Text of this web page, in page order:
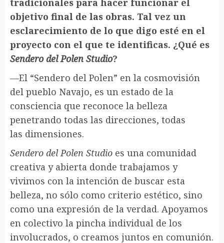
tradicionales para hacer funcionar el
objetivo final de las obras. Tal vez un
esclarecimiento de lo que digo esté en el
proyecto con el que te identificas. ¿Qué es
Sendero del Polen Studio?
—El “Sendero del Polen” en la cosmovisión
del pueblo Navajo, es un estado de la
consciencia que reconoce la belleza
penetrando todas las direcciones, todas
las dimensiones.
Sendero del Polen Studio es una comunidad
creativa y abierta donde trabajamos y
vivimos con la intención de buscar esta
belleza, no sólo como criterio estético, sino
como una expresión de la verdad. Apoyamos
en colectivo la pincha individual de los
involucrados, o creamos juntos en comunión.